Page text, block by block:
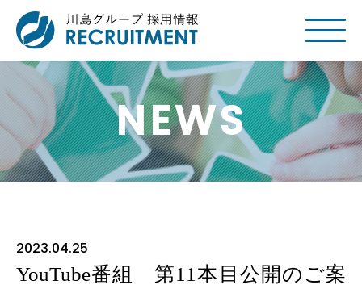
NEWS
2023.04.25
YouTube番組 第11本目公開のご案